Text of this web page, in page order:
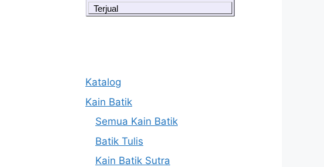
Terjual
Katalog
Kain Batik
Semua Kain Batik
Batik Tulis
Kain Batik Sutra